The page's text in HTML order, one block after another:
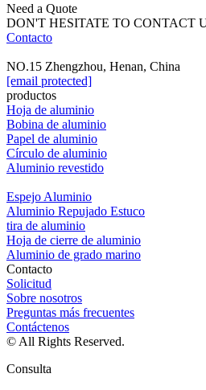
Need a Quote
DON'T HESITATE TO CONTACT
Contacto
NO.15 Zhengzhou, Henan, China
[email protected]
productos
Hoja de aluminio
Bobina de aluminio
Papel de aluminio
Círculo de aluminio
Aluminio revestido
Espejo Aluminio
Aluminio Repujado Estuco
tira de aluminio
Hoja de cierre de aluminio
Aluminio de grado marino
Contacto
Solicitud
Sobre nosotros
Preguntas más frecuentes
Contáctenos
© All Rights Reserved.
Consulta